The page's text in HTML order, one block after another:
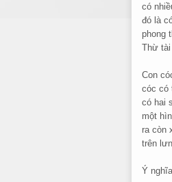
có
đó là
phong
Thừ tài
Con
cóc có
có hai
một
ra còn
trên
Ý